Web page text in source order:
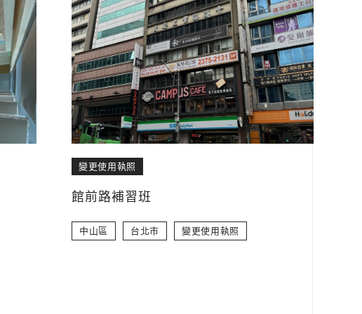
變更使用執照
館前路補習班
中山區 台北市 變更使用執照